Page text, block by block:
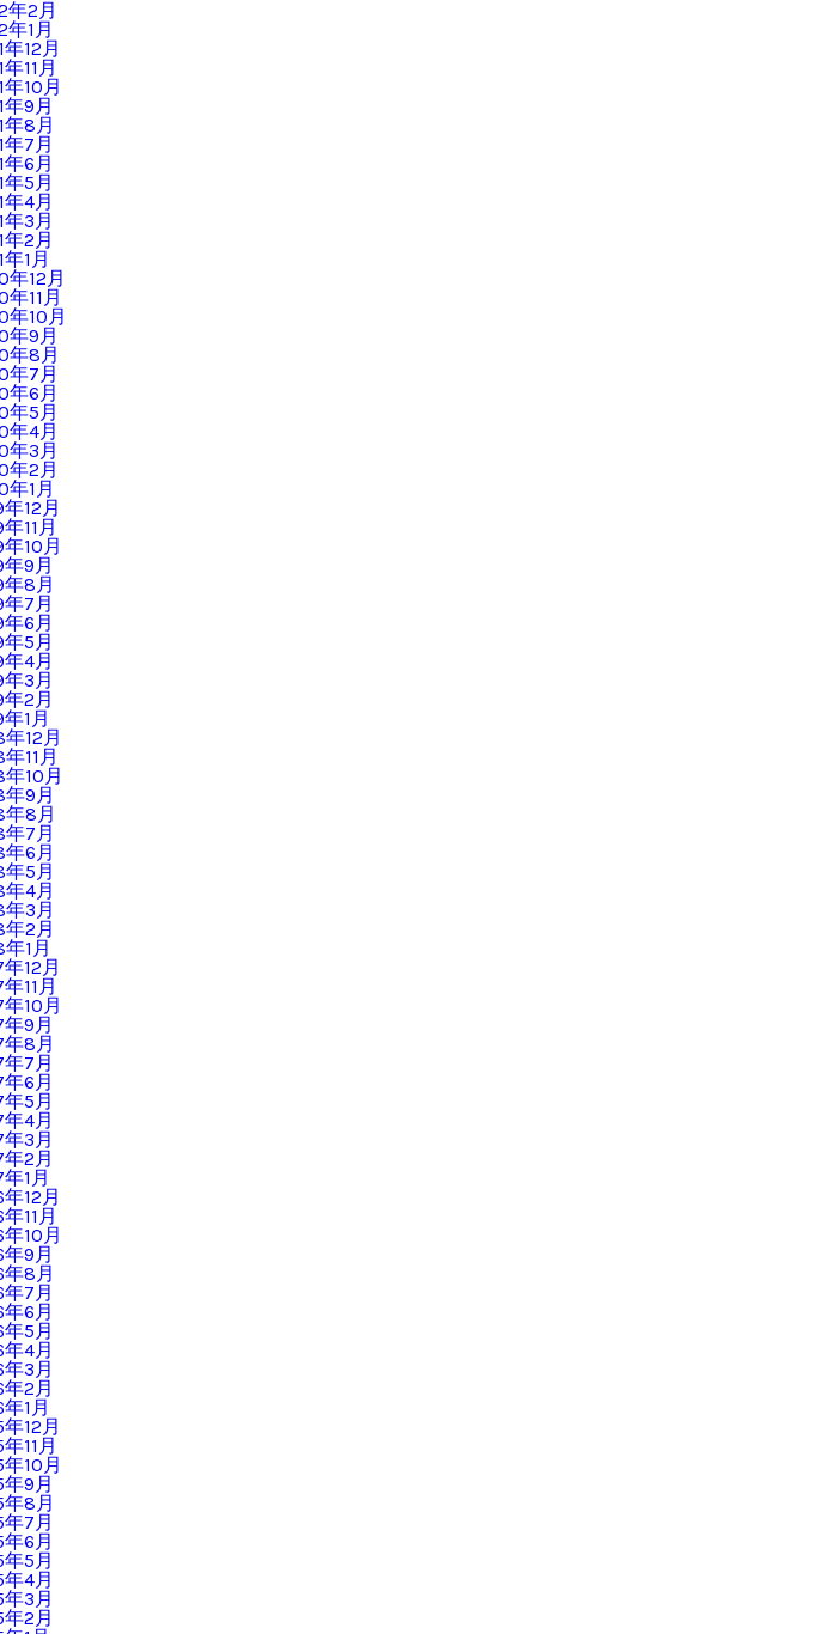
年2月
1月
12月
11月
10月
9月
年8月
7月
6月
5月
4月
3月
2月
1月
年12月
11月
年10月
年9月
年8月
年7月
年6月
年5月
年4月
年3月
年2月
年1月
12月
11月
10月
9月
年8月
7月
6月
5月
4月
3月
2月
1月
12月
11月
10月
年9月
年8月
年7月
年6月
年5月
年4月
年3月
年2月
1月
12月
11月
10月
9月
年8月
7月
6月
5月
4月
3月
2月
1月
12月
11月
10月
9月
年8月
7月
6月
5月
4月
3月
2月
1月
12月
11月
10月
9月
年8月
7月
6月
5月
4月
3月
2月